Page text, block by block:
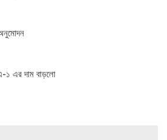
১ এর দাম বাড়লো